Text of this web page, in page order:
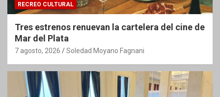
RECREO CULTURAL
Tres estrenos renuevan la cartelera del cine de
Mar del Plata
7 agosto, 2026 Soledad Moyano Fagnani